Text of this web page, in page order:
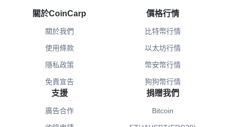
關於CoinCarp
關於我們
使用條款
隱私政策
免責宣告
價格行情
比特幣行情
以太坊行情
幣安幣行情
狗狗幣行情
支援
廣告合作
捐贈我們
Bitcoin